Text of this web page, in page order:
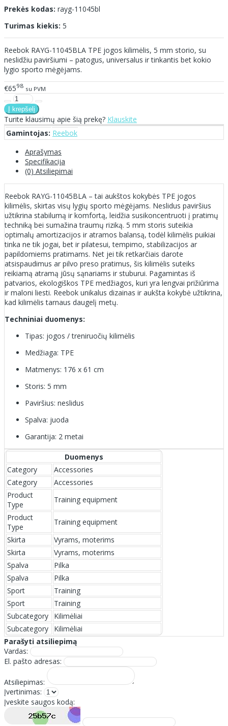
Prekės kodas: rayg-11045bl
Turimas kiekis: 5
Reebok RAYG-11045BLA TPE jogos kilimėlis, 5 mm storio, su
neslidžiu paviršiumi – patogus, universalus ir tinkantis bet kokio
lygio sporto mėgėjams.
€6598 su PVM
Turite klausimų apie šią prekę? Klauskite
Gamintojas: Reebok
Aprašymas
Specifikacija
(0) Atsiliepimai
Reebok RAYG-11045BLA – tai aukštos kokybės TPE jogos
kilimėlis, skirtas visų lygių sporto mėgėjams. Neslidus paviršius
užtikrina stabilumą ir komfortą, leidžia susikoncentruoti į pratimų
techniką bei sumažina traumų riziką. 5 mm storis suteikia
optimalų amortizacijos ir atramos balansą, todėl kilimėlis puikiai
tinka ne tik jogai, bet ir pilatesui, tempimo, stabilizacijos ar
papildomiems pratimams. Net jei tik retkarčiais darote
atsispaudimus ar pilvo preso pratimus, šis kilimėlis suteiks
reikiamą atramą jūsų sąnariams ir stuburui. Pagamintas iš
patvarios, ekologiškos TPE medžiagos, kuri yra lengvai prižiūrima
ir maloni liesti. Reebok unikalus dizainas ir aukšta kokybė užtikrina,
kad kilimėlis tarnaus daugelį metų.
Techniniai duomenys:
Tipas: jogos / treniruočių kilimėlis
Medžiaga: TPE
Matmenys: 176 x 61 cm
Storis: 5 mm
Paviršius: neslidus
Spalva: juoda
Garantija: 2 metai
Duomenys
Category
Accessories
Category
Accessories
Product
Type
Training equipment
Product
Type
Training equipment
Skirta
Vyrams, moterims
Skirta
Vyrams, moterims
Spalva
Pilka
Spalva
Pilka
Sport
Training
Sport
Training
Subcategory
Kilimėliai
Subcategory
Kilimėliai
Parašyti atsiliepimą
Vardas:
El. pašto adresas:
Atsiliepimas:
Įvertinimas:
Įveskite saugos kodą: